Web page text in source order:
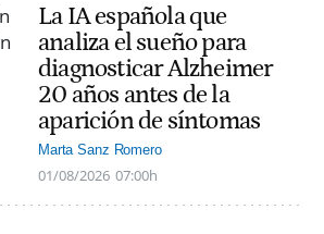
La IA española que
analiza el sueño para
diagnosticar Alzheimer
20 años antes de la
aparición de síntomas
Marta Sanz Romero
01/08/2026 07:00h